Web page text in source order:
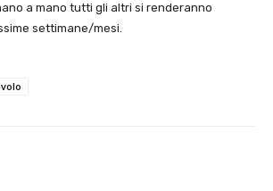
a mano tutti gli altri si renderanno
settimane/mesi.